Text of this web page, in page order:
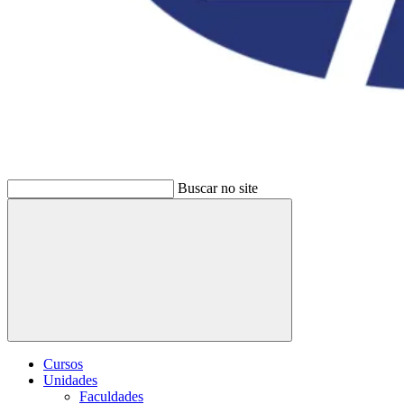
Buscar no site
Buscar
Cursos
Unidades
Faculdades